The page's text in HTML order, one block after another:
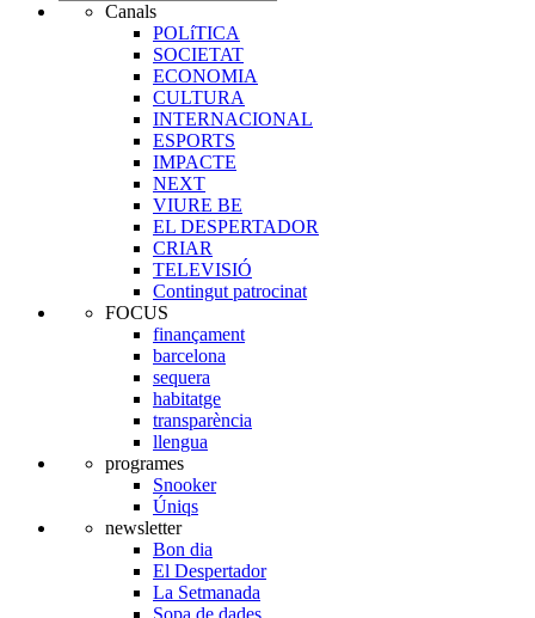
Canals
POLíTICA
SOCIETAT
ECONOMIA
CULTURA
INTERNACIONAL
ESPORTS
IMPACTE
NEXT
VIURE BE
EL DESPERTADOR
CRIAR
TELEVISIÓ
Contingut patrocinat
FOCUS
finançament
barcelona
sequera
habitatge
transparència
llengua
programes
Snooker
Úniqs
newsletter
Bon dia
El Despertador
La Setmanada
Sopa de dades